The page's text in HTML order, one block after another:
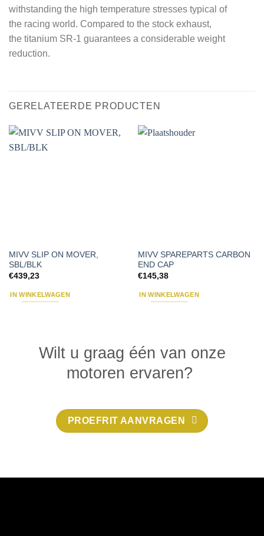
withstanding the high temperature stresses typical of
the racing world. Compared to the stock exhaust,
the titanium SR-1 guarantees a considerable weight
reduction.
GERELATEERDE PRODUCTEN
MIVV SLIP ON MOVER,
SBL/BLK
€439,23
IN WINKELWAGEN
MIVV SPAREPARTS CARBON
END CAP
€145,38
IN WINKELWAGEN
Wilt u graag één van onze
motoren ervaren?
PROEFRIT AANVRAGEN